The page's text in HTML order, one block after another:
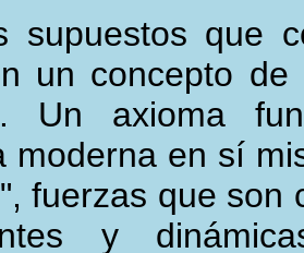
supuestos que
un concepto
Un axioma
moderna en sí
fuerzas que son
y